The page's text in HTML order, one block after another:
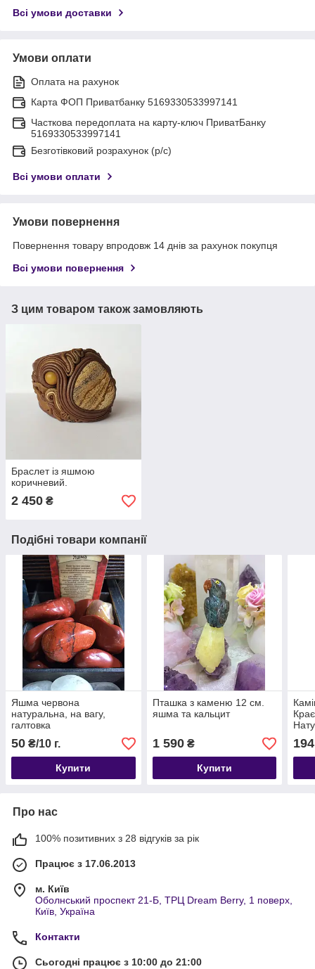
Всі умови доставки
Умови оплати
Оплата на рахунок
Карта ФОП Приватбанку 5169330533997141
Часткова передоплата на карту-ключ ПриватБанку
5169330533997141
Безготівковий розрахунок (р/с)
Всі умови оплати
Умови повернення
Повернення товару впродовж 14 днів за рахунок покупця
Всі умови повернення
З цим товаром також замовляють
Браслет із яшмою
коричневий.
2 450 ₴
Подібні товари компанії
Яшма червона
натуральна, на вагу,
галтовка
50 ₴/10 г.
Купити
Пташка з каменю 12 см.
яшма та кальцит
1 590₴
Купити
194
Про нас
100% позитивних з 28 відгуків за рік
Працює з 17.06.2013
м. Київ
Оболнський проспект 21-Б, ТРЦ Dream Berry, 1 поверх,
Київ, Україна
Контакти
Сьогодні працює з 10:00 до 21:00